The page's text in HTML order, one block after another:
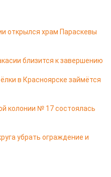
открылся храм Параскевы
близится к завершению
в Красноярске займётся
колонии № 17 состоялась
убрать ограждение и